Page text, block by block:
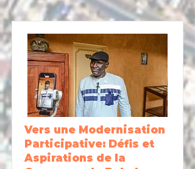
Vers une Modernisation
Participative: Défis et
Aspirations de la